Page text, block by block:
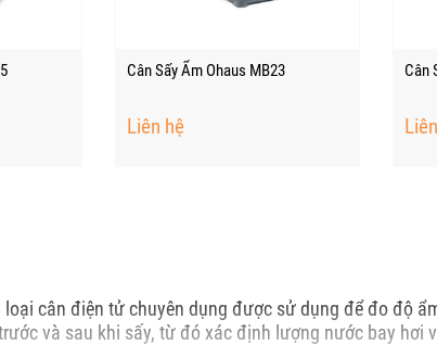
Cân Sấy Ẩm Ohaus MB23
Liên hệ
Cân
loại cân điện tử chuyên dụng được sử dụng để đo độ
và sau khi sấy, từ đó xác định lượng nước bay hơi